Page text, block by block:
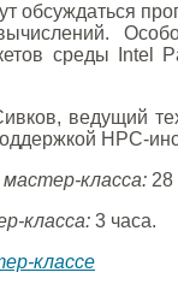
обсуждаться
вычислений.
среды Intel
ведущий
HPC-
класса: 28
класса: 3 часа.
классе